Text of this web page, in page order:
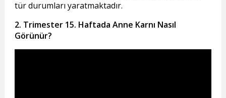
tür durumları yaratmaktadır.
2. Trimester 15. Haftada Anne Karnı Nasıl
Görünür?